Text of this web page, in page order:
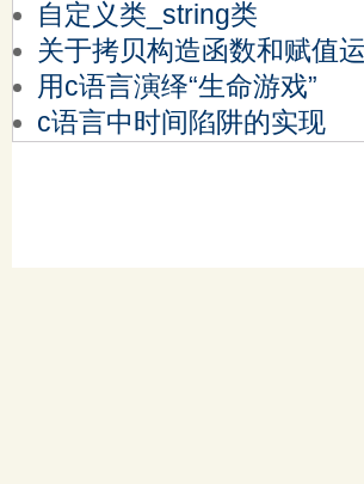
自定义类_string类
关于拷贝构造函数和赋值
用c语言演绎“生命游戏”
c语言中时间陷阱的实现